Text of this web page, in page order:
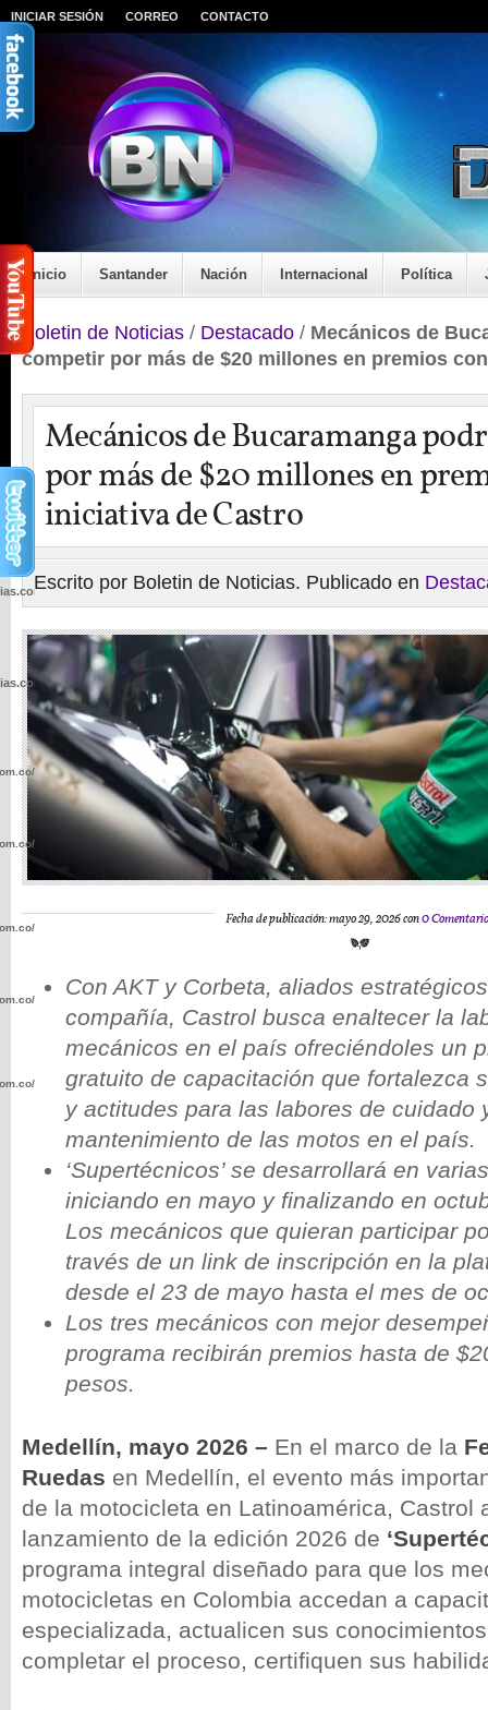
INICIAR SESIÓN CORREO CONTACTO
Inicio Santander Nación Internacional Política
Boletin de Noticias / Destacado / Mecánicos de
competir por más de $20 millones en premios
Mecánicos de Bucaramanga
por más de $20 millones en
iniciativa de Castro
Escrito por Boletin de Noticias. Publicado en
Fecha de publicación: mayo 29, 2026 con0
Con AKT y Corbeta, aliados
compañía, Castrol busca enaltecer la
mecánicos en el país ofreciéndoles un
gratuito de capacitación que fortalezca
y actitudes para las labores de cuidado
mantenimiento de las motos en el país.
‘Supertécnicos’ se desarrollará en
iniciando en mayo y finalizando en
Los mecánicos que quieran participar
través de un link de inscripción en la
desde el 23 de mayo hasta el mes de
Los tres mecánicos con mejor
programa recibirán premios hasta de
pesos.
Medellín, mayo 2026 – En el marco de la
Ruedas en Medellín, el evento más
de la motocicleta en Latinoamérica, Castrol
lanzamiento de la edición 2026 de
programa integral diseñado para que los
motocicletas en Colombia accedan a
especializada, actualicen sus
completar el proceso, certifiquen sus
wp-
wp-
wp-
wp-
wp-
wp-
wp-